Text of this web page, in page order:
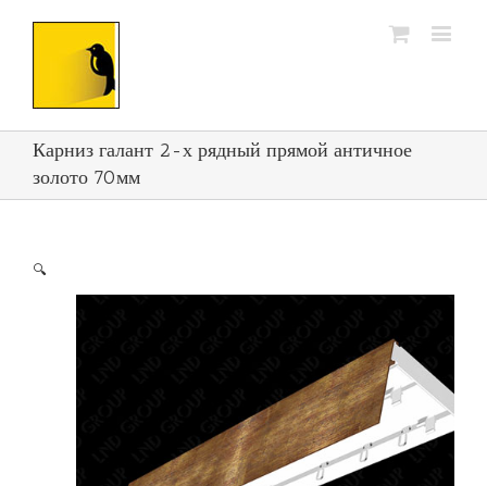
Карниз галант 2-х рядный прямой античное
золото 70мм
🔍